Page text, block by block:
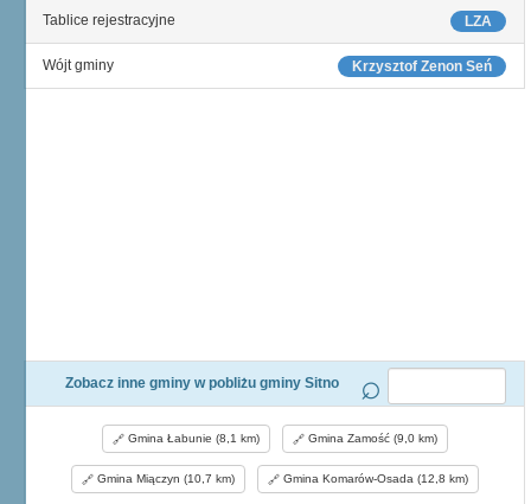
LZA
Tablice rejestracyjne
Krzysztof Zenon Seń
Wójt gminy
Zobacz inne gminy w pobliżu gminy Sitno
Gmina Łabunie (8,1 km) Gmina Zamość (9,0 km)
Gmina Miączyn (10,7 km) Gmina Komarów-Osada (12,8 km)